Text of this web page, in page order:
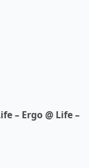
– Ergo @ Life –